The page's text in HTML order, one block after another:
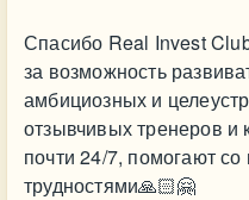
Спасибо Real Invest
за возможность
амбициозных и
отзывчивых тренеров и
почти 24/7, помогают
трудностями🙏🏻🤗